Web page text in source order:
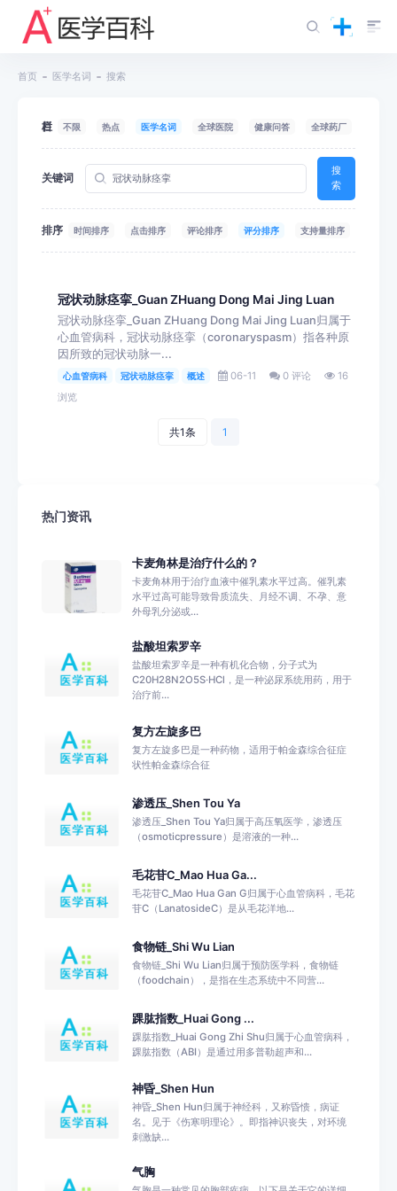
首页 医学名词 搜索
栏目 不限 热点 医学名词 全球医院 健康问答 全球药厂
关键词
搜
索
排序 时间排序 点击排序 评论排序 评分排序 支持量排序
冠状动脉痉挛_Guan ZHuang Dong Mai Jing Luan
冠状动脉痉挛_Guan ZHuang Dong Mai Jing Luan归属于
心血管病科，冠状动脉痉挛（coronaryspasm）指各种原
因所致的冠状动脉一...
心血管病科 冠状动脉痉挛 概述 06-11 0 评论
16
浏览
共1条 1
热门资讯
卡麦角林是治疗什么的？
卡麦角林用于治疗血液中催乳素水平过高。催乳素
水平过高可能导致骨质流失、月经不调、不孕、意
外母乳分泌或...
盐酸坦索罗辛
盐酸坦索罗辛是一种有机化合物，分子式为
C20H28N2O5S·HCl，是一种泌尿系统用药，用于
治疗前...
复方左旋多巴
复方左旋多巴是一种药物，适用于帕金森综合征症
状性帕金森综合征
渗透压_Shen Tou Ya
渗透压_Shen Tou Ya归属于高压氧医学，渗透压
（osmoticpressure）是溶液的一种...
毛花苷C_Mao Hua Ga...
毛花苷C_Mao Hua Gan G归属于心血管病科，毛花
苷C（LanatosideC）是从毛花洋地...
食物链_Shi Wu Lian
食物链_Shi Wu Lian归属于预防医学科，食物链
（foodchain），是指在生态系统中不同营...
踝肱指数_Huai Gong ...
踝肱指数_Huai Gong Zhi Shu归属于心血管病科，
踝肱指数（ABI）是通过用多普勒超声和...
神昏_Shen Hun
神昏_Shen Hun归属于神经科，又称昏愦，病证
名。见于《伤寒明理论》。即指神识丧失，对环境
刺激缺...
气胸